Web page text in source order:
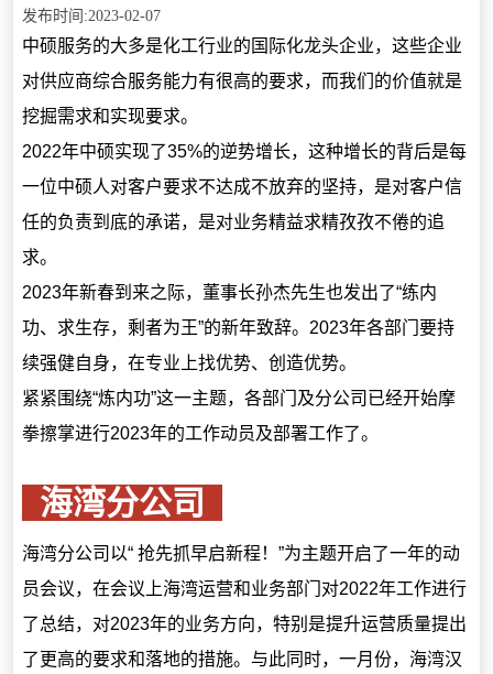
发布时间:2023-02-07
中硕服务的大多是化工行业的国际化龙头企业，这些企业
对供应商综合服务能力有很高的要求，而我们的价值就是
挖掘需求和实现要求。
2022年中硕实现了35%的逆势增长，这种增长的背后是每
一位中硕人对客户要求不达成不放弃的坚持，是对客户信
任的负责到底的承诺，是对业务精益求精孜孜不倦的追
求。
2023年新春到来之际，董事长孙杰先生也发出了“练内
功、求生存，剩者为王”的新年致辞。2023年各部门要持
续强健自身，在专业上找优势、创造优势。
紧紧围绕“炼内功”这一主题，各部门及分公司已经开始摩
拳擦掌进行2023年的工作动员及部署工作了。
海湾分公司
海湾分公司以“ 抢先抓早启新程！”为主题开启了一年的动
员会议，在会议上海湾运营和业务部门对2022年工作进行
了总结，对2023年的业务方向，特别是提升运营质量提出
了更高的要求和落地的措施。与此同时，一月份，海湾汉